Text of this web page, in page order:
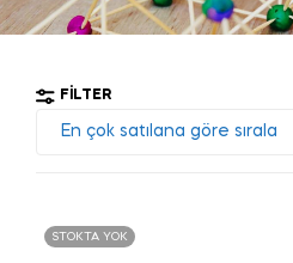
FILTER
STOKTA YOK